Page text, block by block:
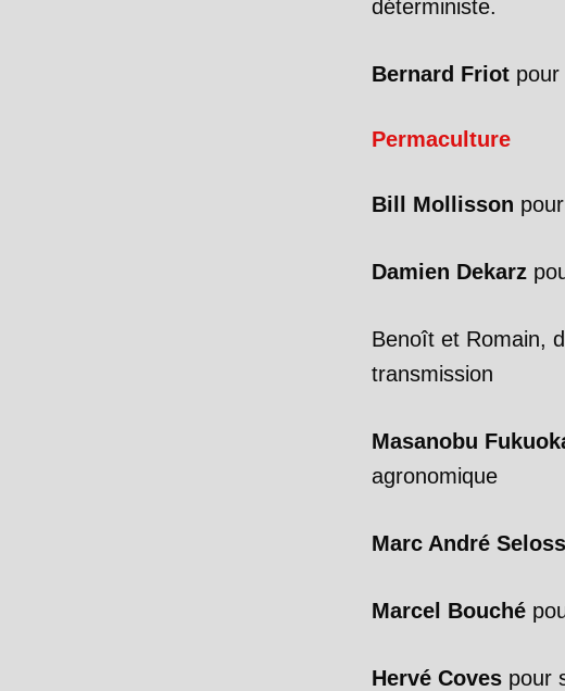
déterministe.
Bernard Friot
Permaculture
Bill Mollisson
Damien Dekarz
Benoît et Romain,
transmission
Masanobu
agronomique
Marc André
Marcel Bouché
Hervé Coves pour